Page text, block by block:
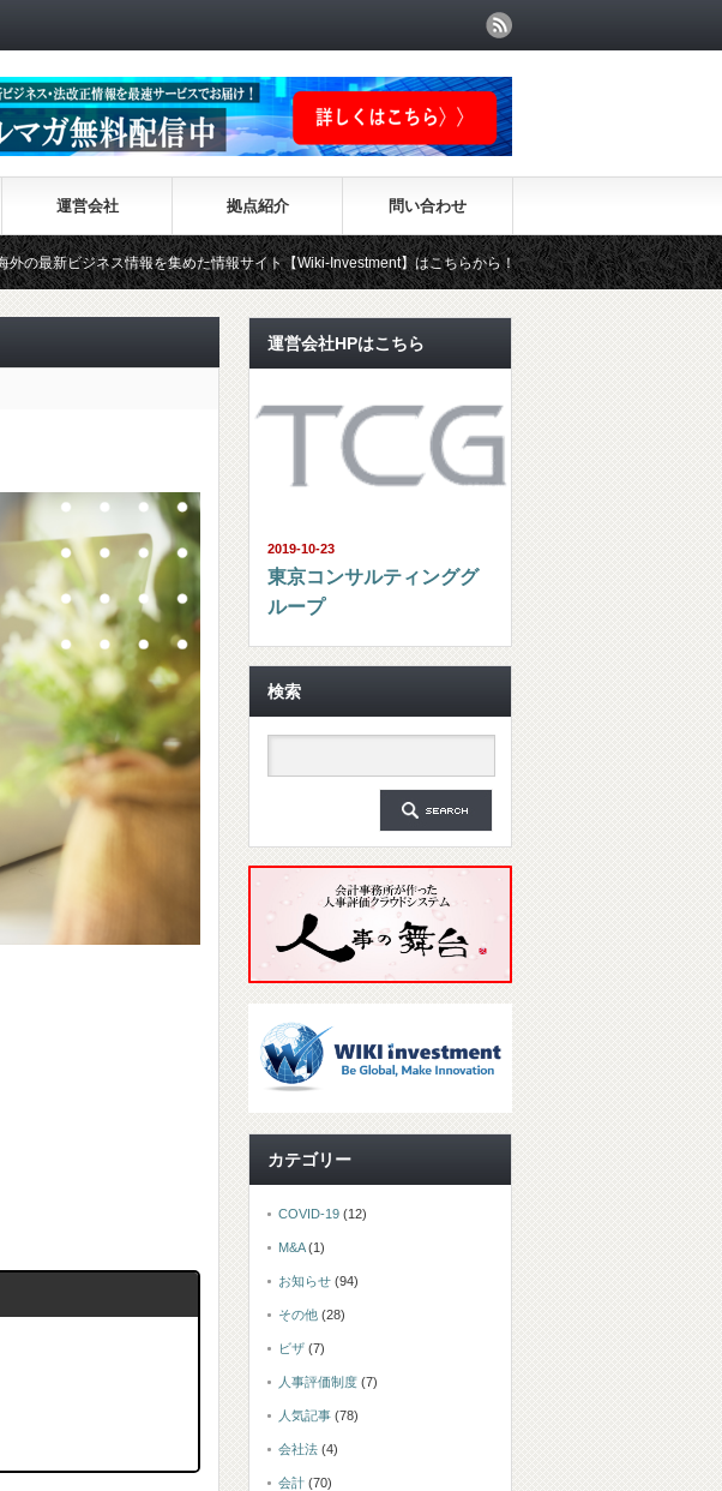
運営会社 拠点紹介 問い合わせ
ス情報を集めた情報サイト【Wiki-Investment】はこちらから！！
運営会社HPはこちら
2019-10-23
東京コンサルティンググ
ループ
検索
カテゴリー
COVID-19 (12)
M&A(1)
お知らせ (94)
その他 (28)
ビザ (7)
人事評価制度 (7)
人気記事 (78)
会社法 (4)
会計 (70)